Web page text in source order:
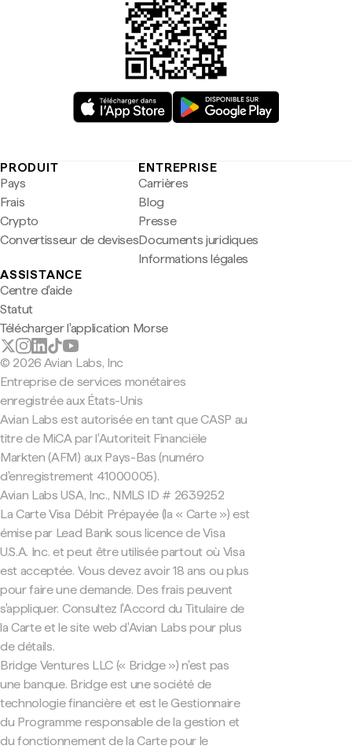
PRODUIT
Pays
Frais
Crypto
Convertisseur de devises
ENTREPRISE
Carrières
Blog
Presse
Documents juridiques
Informations légales
ASSISTANCE
Centre d'aide
Statut
Télécharger l'application Morse
© 2026 Avian Labs, Inc
Entreprise de services monétaires
enregistrée aux États-Unis
Avian Labs est autorisée en tant que CASP au
titre de MiCA par l'Autoriteit Financiële
Markten (AFM) aux Pays-Bas (numéro
d'enregistrement 41000005).
Avian Labs USA, Inc., NMLS ID # 2639252
La Carte Visa Débit Prépayée (la « Carte ») est
émise par Lead Bank sous licence de Visa
U.S.A. Inc. et peut être utilisée partout où Visa
est acceptée. Vous devez avoir 18 ans ou plus
pour faire une demande. Des frais peuvent
s'appliquer. Consultez l'Accord du Titulaire de
la Carte et le site web d'Avian Labs pour plus
de détails.
Bridge Ventures LLC (« Bridge ») n'est pas
une banque. Bridge est une société de
technologie financière et est le Gestionnaire
du Programme responsable de la gestion et
du fonctionnement de la Carte pour le